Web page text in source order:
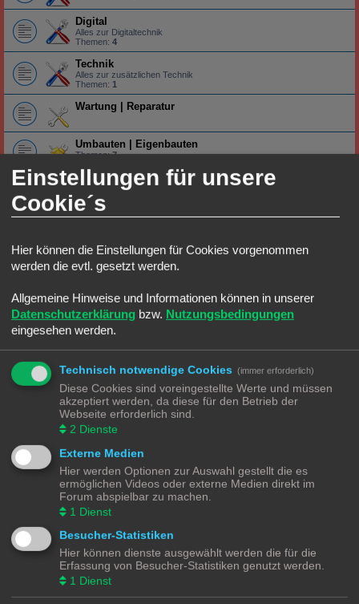
Digital
Alles zur Digitaltechnik
Themen: 4
Technik
Alles zur zusätzlichen Technik
Themen: 1
Wartung | Reparatur
Umbauten | Eigenbauten
Themen:7
Stadt, Land, Fluss
Straßenverkehr
Stadtgestaltung
Alles was in die Stadt gehört
Themen:1
Industrie|Gewerbe
Alles was zur Eisenbahn und Industrie|Gewerbe gehört
Alles rund um die Lokomotive
Themen:
Wagons
Alles rund um die Wagons
Gleise
Alles rund um das Gleis
TT Ecke
Lokomotiven | Züge
Alles rund um die Lokomotive
Wagons
Alles rund um die Wagons
Gleise
Alles rund um das Gleis
Einstellungen für unsere
Cookie´s
Hier können die Einstellungen für Cookies vorgenommen
werden die evtl. gesetzt werden.
Allgemeine Hinweise und Informationen können in unserer
Datenschutzerklärung bzw. Nutzungsbedingungen
eingesehen werden.
Technisch notwendige Cookies (immer erforderlich)
Diese Cookies sind voreingestellte Werte und müssen
akzeptiert werden, da diese für den Betrieb der
Webseite erforderlich sind.
2 Dienste
Externe Medien
Hier werden Optionen zur Auswahl gestellt die es
ermöglichen Videos oder externe Medien direkt im
Forum abspielbar zu machen.
1 Dienst
Besucher-Statistiken
Hier können dienste ausgewählt werden die für die
Erfassung von Besucher-Statistiken genutzt werden.
1 Dienst